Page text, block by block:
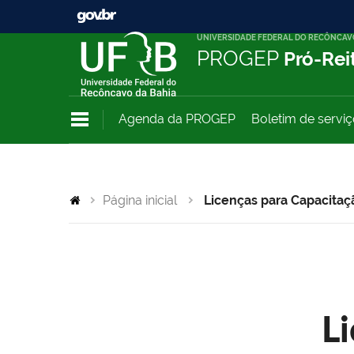
UNIVERSIDADE FEDERAL DO
PROGEP Pró-
Agenda da PROGEP Boletim de
Página inicial Licenças para